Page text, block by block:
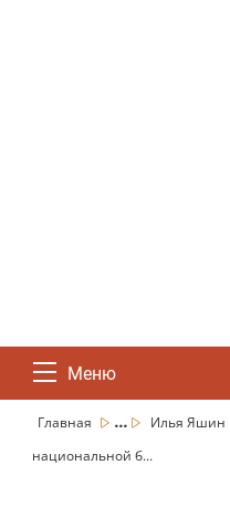
Меню
Главная ...
Илья Яшин
национальной б...